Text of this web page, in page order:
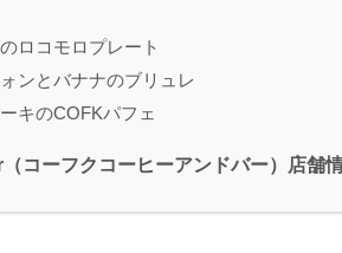
ロコモロプレート
ンとバナナのブリュレ
キのCOFKパフェ
コーフクコーヒーアンドバー）店舗